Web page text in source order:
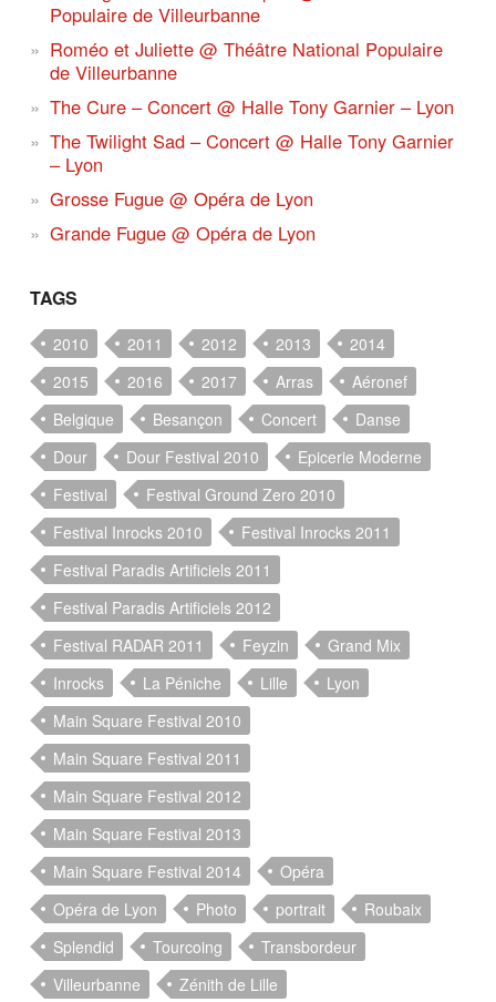
Populaire de Villeurbanne
Roméo et Juliette @ Théâtre National Populaire
de Villeurbanne
The Cure – Concert @ Halle Tony Garnier – Lyon
The Twilight Sad – Concert @ Halle Tony Garnier
– Lyon
Grosse Fugue @ Opéra de Lyon
Grande Fugue @ Opéra de Lyon
TAGS
2010 2011 2012 2013
2014
2015
2016 2017 Arras
Aéronef
Belgique
Besançon Concert
Danse
Dour
Dour Festival 2010
Epicerie Moderne
Festival
Festival Ground Zero 2010
Festival Inrocks 2010
Festival Inrocks 2011
Festival Paradis Artificiels 2011
Festival Paradis Artificiels 2012
Festival RADAR 2011
Feyzin
Grand Mix
Inrocks
La Péniche Lille
Lyon
Main Square Festival 2010
Main Square Festival 2011
Main Square Festival 2012
Main Square Festival 2013
Main Square Festival 2014
Opéra
Opéra de Lyon
Photo portrait
Roubaix
Splendid
Tourcoing
Transbordeur
Villeurbanne
Zénith de Lille